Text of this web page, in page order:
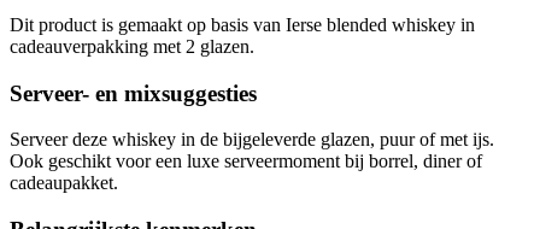
Dit product is gemaakt op basis van Ierse blended whiskey in
cadeauverpakking met 2 glazen.
Serveer- en mixsuggesties
Serveer deze whiskey in de bijgeleverde glazen, puur of met ijs.
Ook geschikt voor een luxe serveermoment bij borrel, diner of
cadeaupakket.